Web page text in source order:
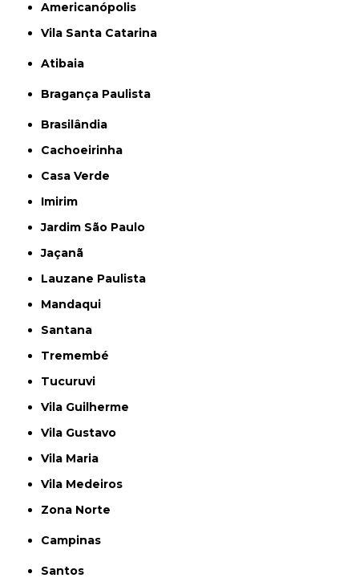
Americanópolis
Vila Santa Catarina
Atibaia
Bragança Paulista
Brasilândia
Cachoeirinha
Casa Verde
Imirim
Jardim São Paulo
Jaçanã
Lauzane Paulista
Mandaqui
Santana
Tremembé
Tucuruvi
Vila Guilherme
Vila Gustavo
Vila Maria
Vila Medeiros
Zona Norte
Campinas
Santos